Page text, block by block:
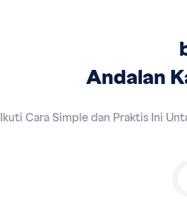
Andalan
Ikuti Cara Simple dan Praktis Ini